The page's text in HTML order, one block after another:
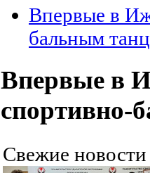
Впервые в
бальным
Впервые в
спортивно-
Свежие